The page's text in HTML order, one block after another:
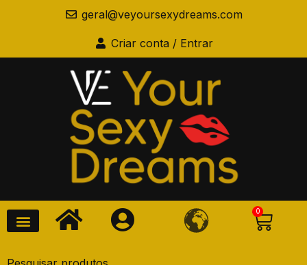
geral@veyoursexydreams.com
Criar conta / Entrar
0